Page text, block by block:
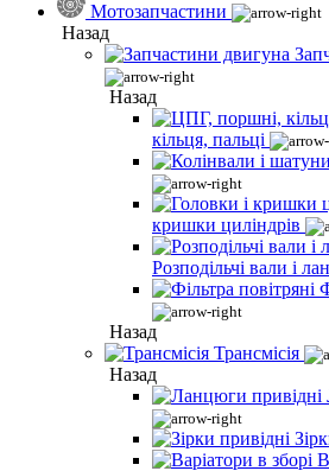
Мотозапчастини
Назад
Назад
кільця, пальці
кришки циліндрів
Розподільчі вали і
Назад
Трансмісія
Назад